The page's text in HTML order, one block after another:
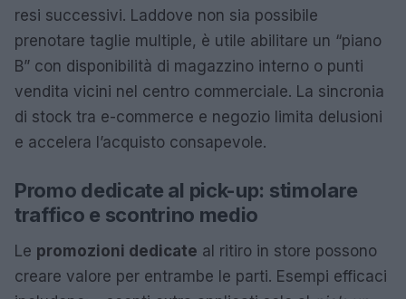
resi successivi. Laddove non sia possibile
prenotare taglie multiple, è utile abilitare un “piano
B” con disponibilità di magazzino interno o punti
vendita vicini nel centro commerciale. La sincronia
di stock tra e-commerce e negozio limita delusioni
e accelera l’acquisto consapevole.
Promo dedicate al pick-up: stimolare
traffico e scontrino medio
Le promozioni dedicate al ritiro in store possono
creare valore per entrambe le parti. Esempi efficaci